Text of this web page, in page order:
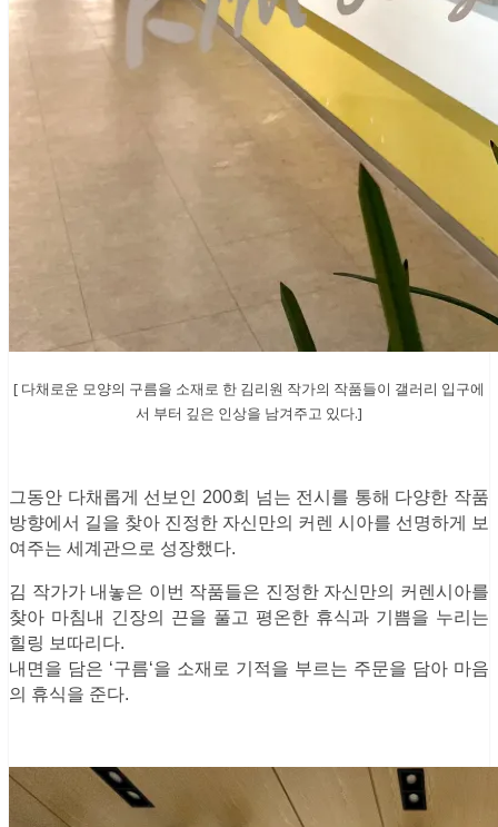
[ 다채로운 모양의 구름을 소재로 한 김리원 작가의 작품들이 갤러리 입구에
서 부터 깊은 인상을 남겨주고 있다.]
그동안 다채롭게 선보인 200회 넘는 전시를 통해 다양한 작품
방향에서 길을 찾아 진정한 자신만의 커렌 시아를 선명하게 보
여주는 세계관으로 성장했다.
김 작가가 내놓은 이번 작품들은 진정한 자신만의 커렌시아를
찾아 마침내 긴장의 끈을 풀고 평온한 휴식과 기쁨을 누리는
힐링 보따리다.
내면을 담은 ‘구름‘을 소재로 기적을 부르는 주문을 담아 마음
의 휴식을 준다.